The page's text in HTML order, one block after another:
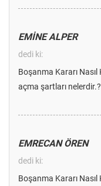
EMİNE ALPER
dedi ki:
Boşanma Kararı
açma şartları nelerdir.?
EMRECAN ÖREN
dedi ki:
Boşanma Kararı